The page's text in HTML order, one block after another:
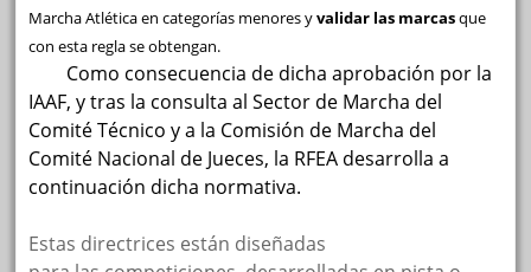
Marcha Atlética en categorías menores yvalidar las marcasque
con esta regla se obtengan.
Como consecuencia de dicha aprobación por la
IAAF, y tras la consulta al Sector de Marcha del
Comité Técnico y a la Comisión de Marcha del
Comité Nacional de Jueces, la RFEA desarrolla a
continuación dicha normativa.
Estas directrices están diseñadas